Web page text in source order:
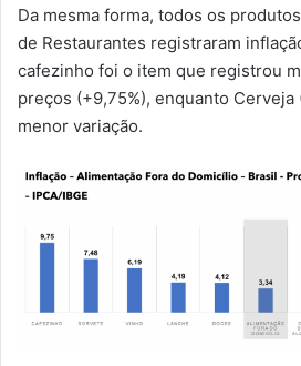
Da mesma forma, todos os
de Restaurantes registraram
cafezinho foi o item que registrou
preços (+9,75%), enquanto Cerveja
menor variação.